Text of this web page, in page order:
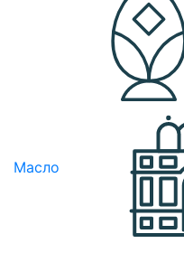
Масло